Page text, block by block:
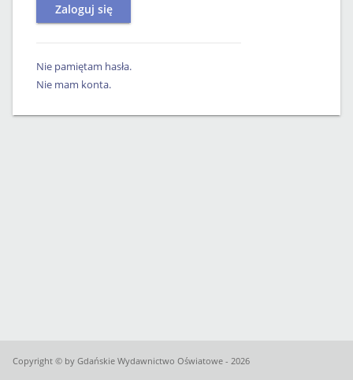
Zaloguj się
Nie pamiętam hasła.
Nie mam konta.
Copyright © by Gdańskie Wydawnictwo Oświatowe - 2026